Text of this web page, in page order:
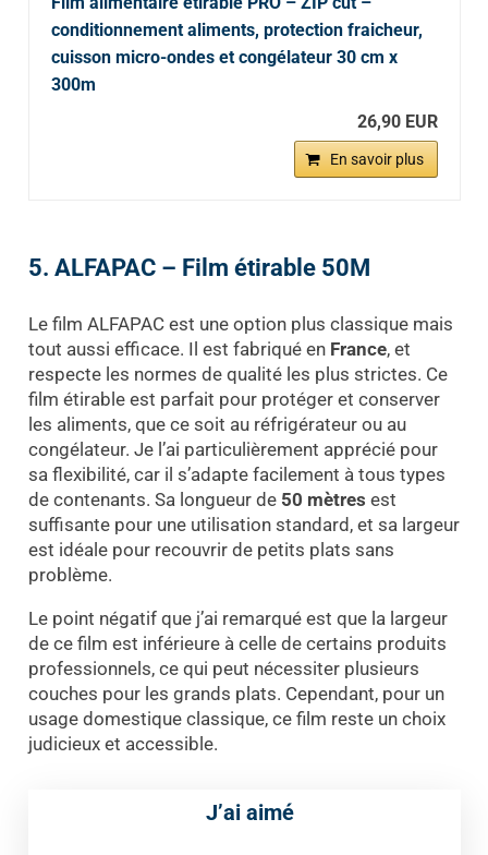
conditionnement aliments, protection fraicheur,
cuisson micro-ondes et congélateur 30 cm x
300m
26,90 EUR
En savoir plus
5. ALFAPAC – Film étirable 50M
Le film ALFAPAC est une option plus classique mais
tout aussi efficace. Il est fabriqué en France, et
respecte les normes de qualité les plus strictes. Ce
film étirable est parfait pour protéger et conserver
les aliments, que ce soit au réfrigérateur ou au
congélateur. Je l’ai particulièrement apprécié pour
sa flexibilité, car il s’adapte facilement à tous types
de contenants. Sa longueur de 50 mètres est
suffisante pour une utilisation standard, et sa largeur
est idéale pour recouvrir de petits plats sans
problème.
Le point négatif que j’ai remarqué est que la largeur
de ce film est inférieure à celle de certains produits
professionnels, ce qui peut nécessiter plusieurs
couches pour les grands plats. Cependant, pour un
usage domestique classique, ce film reste un choix
judicieux et accessible.
J’ai aimé